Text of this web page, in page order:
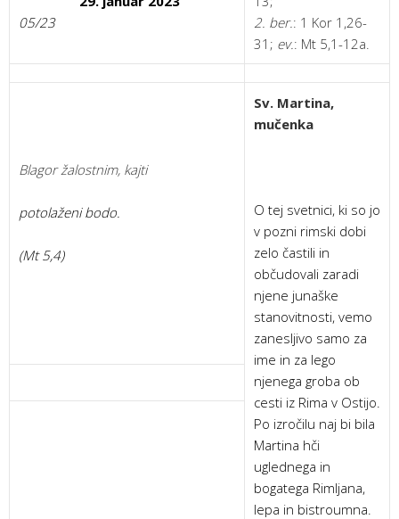
05/23
2. ber.: 1 Kor 1,26-
31; ev.: Mt 5,1-12a.
Blagor žalostnim, kajti
potolaženi bodo.
(Mt 5,4)
Sv. Martina,
mučenka
O tej svetnici, ki so jo
v pozni rimski dobi
zelo častili in
občudovali zaradi
njene junaške
stanovitnosti, vemo
zanesljivo samo za
ime in za lego
njenega groba ob
cesti iz Rima v Ostijo.
Po izročilu naj bi bila
Martina hči
uglednega in
bogatega Rimljana,
lepa in bistroumna.